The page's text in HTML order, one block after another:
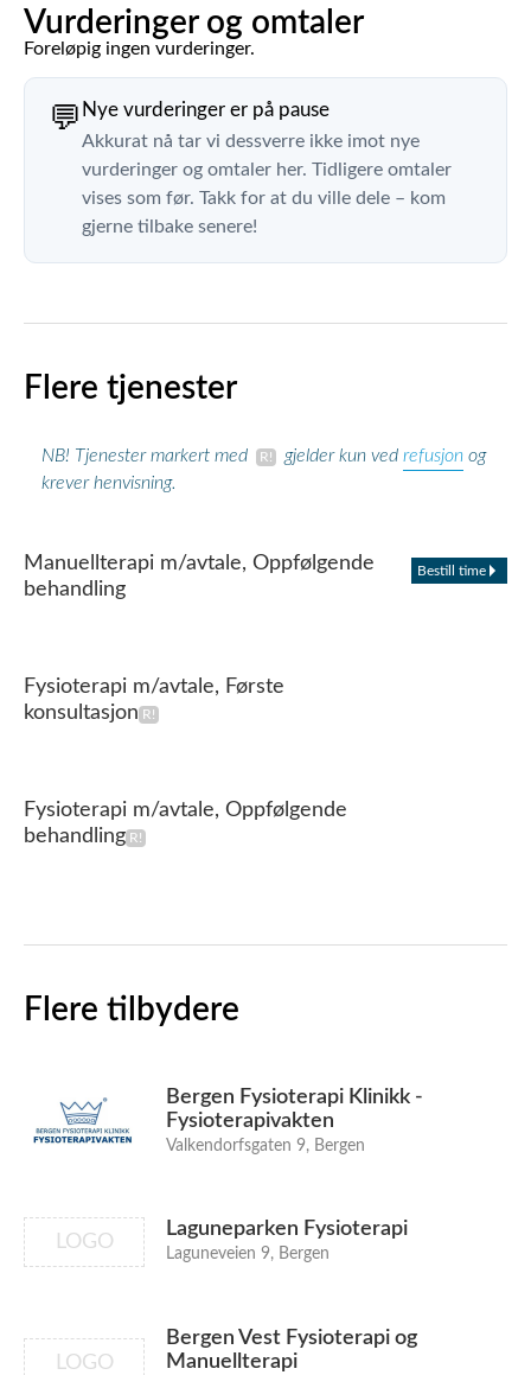
Vurderinger og omtaler
Foreløpig ingen vurderinger.
💬 Nye vurderinger er på pause
Akkurat nå tar vi dessverre ikke imot nye
vurderinger og omtaler her. Tidligere omtaler
vises som før. Takk for at du ville dele – kom
gjerne tilbake senere!
Flere tjenester
NB! Tjenester markert med gjelder kun ved refusjon og
krever henvisning.
Manuellterapi m/avtale, Oppfølgende
behandling
Bestill time
Fysioterapi m/avtale, Første
konsultasjon
Fysioterapi m/avtale, Oppfølgende
behandling
Flere tilbydere
Bergen Fysioterapi Klinikk -
Fysioterapivakten
Valkendorfsgaten 9, Bergen
LOGO
Laguneparken Fysioterapi
Laguneveien 9, Bergen
LOGO
Bergen Vest Fysioterapi og
Manuellterapi